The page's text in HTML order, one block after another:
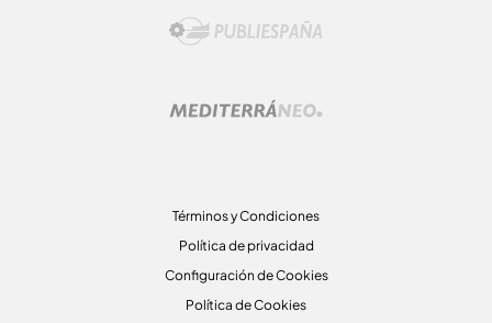
Términos y Condiciones
Política de privacidad
Configuración de Cookies
Política de Cookies